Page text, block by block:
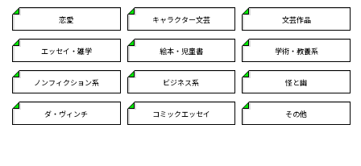
恋愛 キャラクター文芸 文芸作品
エッセイ・雑学 絵本・児童書 学術・教養系
ノンフィクション系 ビジネス系 怪と幽
ダ・ヴィンチ コミックエッセイ その他